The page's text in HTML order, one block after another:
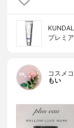
プレミ
コスメ
もい